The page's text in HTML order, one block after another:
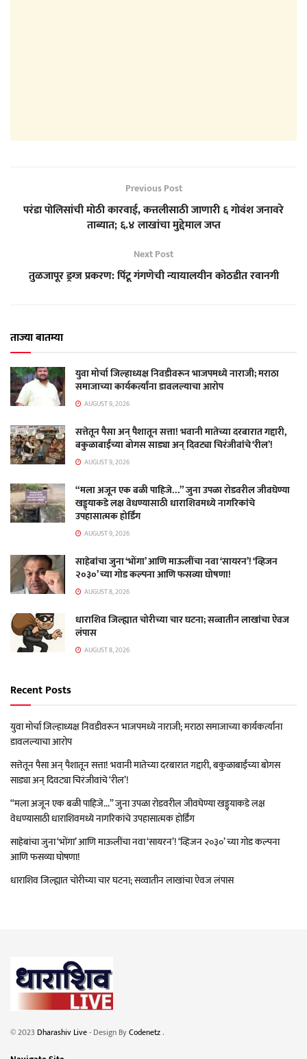
Previous Post
परंडा पोलिसांची मोठी कारवाई, कत्तलीसाठी जाणारी ६ गोवंश जनावरे
ताब्यात; ६.४ लाखांचा मुद्देमाल जप्त
Next Post
तुळजापूर ड्रग्ज प्रकरण: पिंटू गंगणेची न्यायालयीन कोठडीत रवानगी
ताज्या बातम्या
युवा मोर्चा जिल्हाध्यक्ष निवडीवरून भाजपमध्ये नाराजी; मराठा
समाजाच्या कार्यकर्त्यांना डावलल्याचा आरोप
AUGUST 9, 2026
सत्तेतून पैसा अन् पैशातून सत्ता! भवानी मातेच्या दरबारात गद्दारी,
बकुळाबाईंच्या बोगस साड्या अन् दिवट्या चिरंजीवांचे ‘रील’!
AUGUST 9, 2026
“मला अजून एक बळी पाहिजे…” जुना उपळा रोडवरील जीवघेण्या
खड्ड्याकडे लक्ष वेधण्यासाठी धाराशिवमध्ये नागरिकांचे
उपहासात्मक होर्डिंग
AUGUST 9, 2026
साहेबांचा जुना ‘भोंगा’ आणि माऊलींचा नवा ‘सायरन’! ‘व्हिजन
२०३०’ च्या गोड कल्पना आणि फसव्या घोषणा!
AUGUST 8, 2026
धाराशिव जिल्ह्यात चोरीच्या चार घटना; सव्वातीन लाखांचा ऐवज
लंपास
AUGUST 8, 2026
Recent Posts
युवा मोर्चा जिल्हाध्यक्ष निवडीवरून भाजपमध्ये नाराजी; मराठा समाजाच्या कार्यकर्त्यांना
डावलल्याचा आरोप
सत्तेतून पैसा अन् पैशातून सत्ता! भवानी मातेच्या दरबारात गद्दारी, बकुळाबाईंच्या बोगस
साड्या अन् दिवट्या चिरंजीवांचे ‘रील’!
“मला अजून एक बळी पाहिजे…” जुना उपळा रोडवरील जीवघेण्या खड्ड्याकडे लक्ष
वेधण्यासाठी धाराशिवमध्ये नागरिकांचे उपहासात्मक होर्डिंग
साहेबांचा जुना ‘भोंगा’ आणि माऊलींचा नवा ‘सायरन’! ‘व्हिजन २०३०’ च्या गोड कल्पना
आणि फसव्या घोषणा!
धाराशिव जिल्ह्यात चोरीच्या चार घटना; सव्वातीन लाखांचा ऐवज लंपास
© 2023 Dharashiv Live- Design ByCodenetz.